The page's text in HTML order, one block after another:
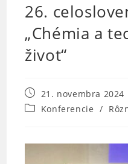
26.
„Chémia a
život“
Post
published:
21. novembra 2024
PostKonferencie /